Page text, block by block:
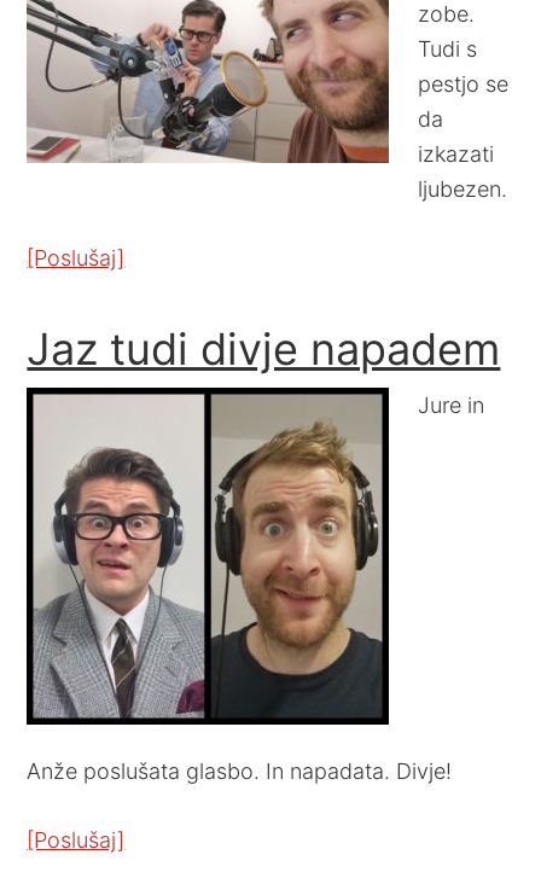
zobe.
Tudi s
pestjo se
da
izkazati
ljubezen.
[Poslušaj]
Jaz tudi divje napadem
Jure in
Anže poslušata glasbo. In napadata. Divje!
[Poslušaj]